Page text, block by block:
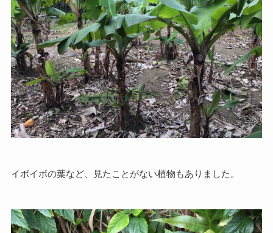
イボイボの葉など、見たことがない植物もありました。